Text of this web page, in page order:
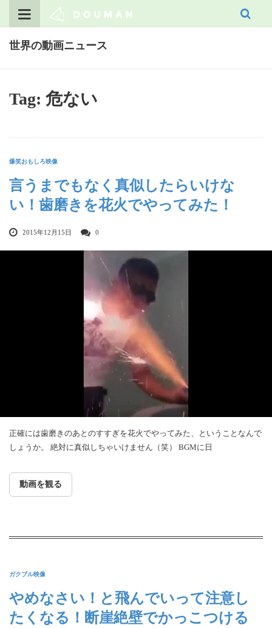
世界の動画ニュース
Tag: 危ない
爆笑おもしろ映像
言うまでもなく真似したらいけな
い！歯磨きを花火でやってみた！
2015年12月15日 0
正確には歯磨きのあとのすすぎを花火でやってみた、ということなんで
しょうか。 絶対に真似しちゃいけません（笑） BGMに日
動画を観る
ガクブル映像
やめなさい！と飛んでいって注意し
たくなる！断崖絶壁でかっこつける